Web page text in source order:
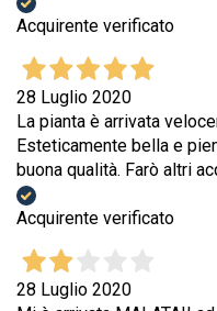
Acquirente verificato
28 Luglio 2020
La pianta è arrivata
Esteticamente bella e
buona qualità. Farò altri
Acquirente verificato
28 Luglio 2020